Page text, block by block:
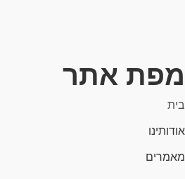
מפת אתר
בית
אודותינו
מאמרים